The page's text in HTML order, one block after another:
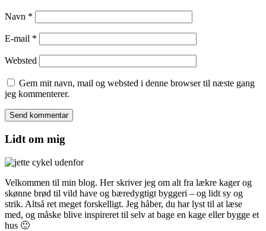
Navn *
E-mail *
Websted
Gem mit navn, mail og websted i denne browser til næste gang
jeg kommenterer.
Lidt om mig
Velkommen til min blog. Her skriver jeg om alt fra lækre kager og
skønne brød til vild have og bæredygtigt byggeri – og lidt sy og
strik. Altså ret meget forskelligt. Jeg håber, du har lyst til at læse
med, og måske blive inspireret til selv at bage en kage eller bygge et
hus 🙂